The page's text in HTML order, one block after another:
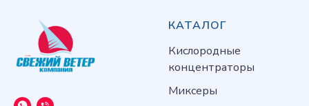
КАТАЛОГ
Кислородные
концентраторы
Миксеры